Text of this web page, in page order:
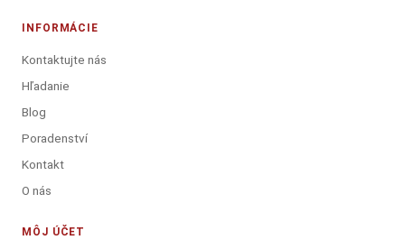
INFORMÁCIE
Kontaktujte nás
Hľadanie
Blog
Poradenství
Kontakt
O nás
MÔJ ÚČET